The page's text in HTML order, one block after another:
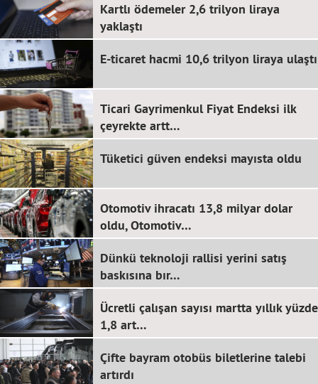
Kartlı ödemeler 2,6 trilyon liraya
yaklaştı
E-ticaret hacmi 10,6 trilyon liraya ulaştı
Ticari Gayrimenkul Fiyat Endeksi ilk
çeyrekte artt…
Tüketici güven endeksi mayısta oldu
Otomotiv ihracatı 13,8 milyar dolar
oldu, Otomotiv…
Dünkü teknoloji rallisi yerini satış
baskısına bır…
Ücretli çalışan sayısı martta yıllık yüzde
1,8 art…
Çifte bayram otobüs biletlerine talebi
artırdı